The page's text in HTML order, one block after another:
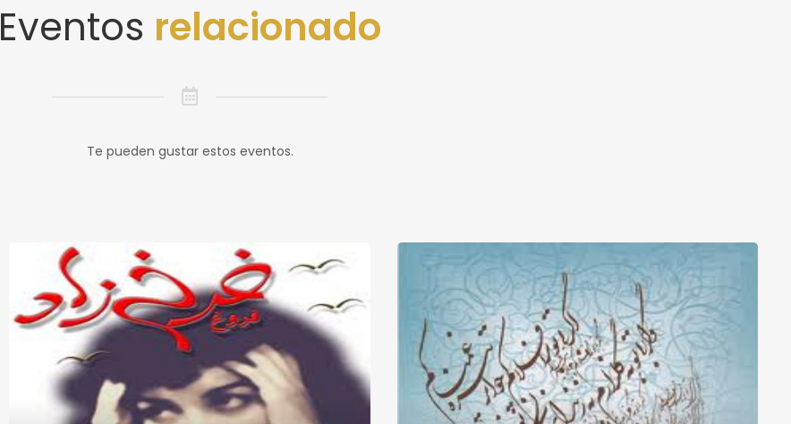
Eventos relacionado
Te pueden gustar estos eventos.